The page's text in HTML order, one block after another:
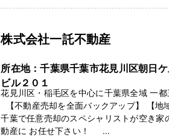
株式会社一託不動産
所在地：千葉県千葉市花見川区朝日
ビル２０１
花見川区・稲毛区を中心に千葉県全域 一
【不動産売却を全面バックアップ】 【地
千葉で任意売却のスペシャリストが空き
動産に お任せ下さい！ ...